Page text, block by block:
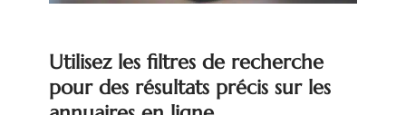
Utilisez les filtres de recherche
pour des résultats précis sur les